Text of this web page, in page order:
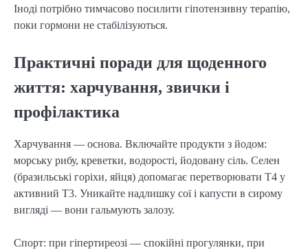
Іноді потрібно тимчасово посилити гіпотензивну терапію,
поки гормони не стабілізуються.
Практичні поради для щоденного
життя: харчування, звички і
профілактика
Харчування — основа. Включайте продукти з йодом:
морську рибу, креветки, водорості, йодовану сіль. Селен
(бразильські горіхи, яйця) допомагає перетворювати Т4 у
активний Т3. Уникайте надлишку сої і капусти в сирому
вигляді — вони гальмують залозу.
Спорт: при гіпертиреозі — спокійні прогулянки, при